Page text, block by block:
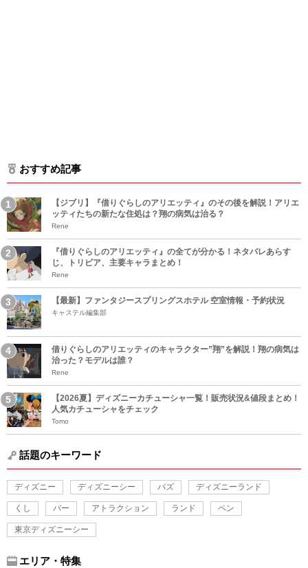
おすすめ記事
【ジブリ】『借りぐらしのアリエッティ』のその後を解説！アリエ
ッティたちの新たな住処は？翔の病気は治る？
Rene
『借りぐらしのアリエッティ』の全てが分かる！ネタバレあらす
じ、トリビア、主要キャラまとめ！
Rene
【最新】ファンタジースプリングスホテル 空室情報・予約状況
キャステル編集部
借りぐらしのアリエッティのキャラクター”翔”を解説！翔の病気は
治った？モデルは誰？
Rene
【2026夏】ディズニーカチューシャ一覧！販売状況&値段まとめ！
人気カチューシャをチェック
Tomo
話題のキーワード
ディズニー ディズニーシー バズ ディズニーランド
くし バー アトラクション ランド ペン
東京ディズニーシー
エリア・特集